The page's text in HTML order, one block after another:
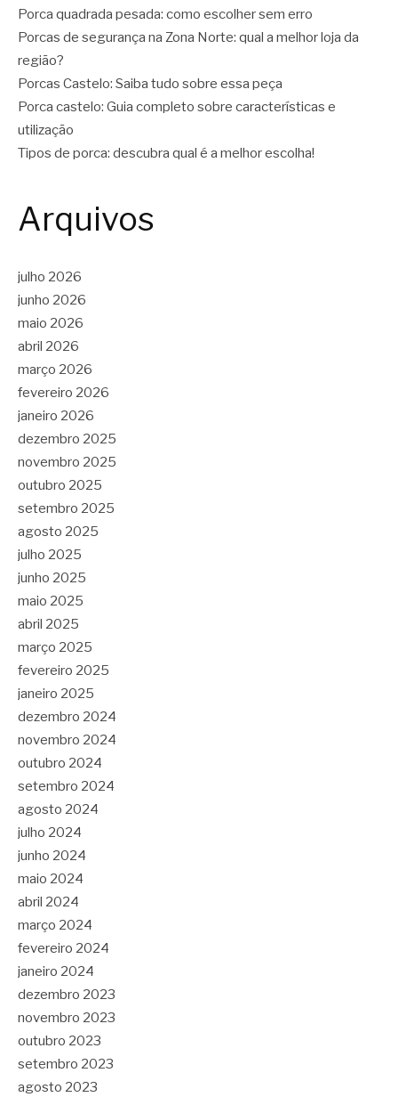
Porca quadrada pesada: como escolher sem erro
Porcas de segurança na Zona Norte: qual a melhor loja da
região?
Porcas Castelo: Saiba tudo sobre essa peça
Porca castelo: Guia completo sobre características e
utilização
Tipos de porca: descubra qual é a melhor escolha!
Arquivos
julho 2026
junho 2026
maio 2026
abril 2026
março 2026
fevereiro 2026
janeiro 2026
dezembro 2025
novembro 2025
outubro 2025
setembro 2025
agosto 2025
julho 2025
junho 2025
maio 2025
abril 2025
março 2025
fevereiro 2025
janeiro 2025
dezembro 2024
novembro 2024
outubro 2024
setembro 2024
agosto 2024
julho 2024
junho 2024
maio 2024
abril 2024
março 2024
fevereiro 2024
janeiro 2024
dezembro 2023
novembro 2023
outubro 2023
setembro 2023
agosto 2023